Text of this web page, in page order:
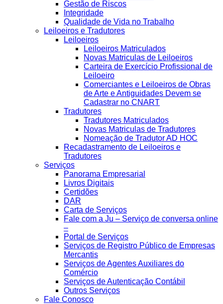
Gestão de Riscos
Integridade
Qualidade de Vida no Trabalho
Leiloeiros e Tradutores
Leiloeiros
Leiloeiros Matriculados
Novas Matriculas de Leiloeiros
Carteira de Exercício Profissional de
Leiloeiro
Comerciantes e Leiloeiros de Obras
de Arte e Antiguidades Devem se
Cadastrar no CNART
Tradutores
Tradutores Matriculados
Novas Matriculas de Tradutores
Nomeação de Tradutor AD HOC
Recadastramento de Leiloeiros e
Tradutores
Serviços
Panorama Empresarial
Livros Digitais
Certidões
DAR
Carta de Serviços
Fale com a Ju – Serviço de conversa online
–
Portal de Serviços
Serviços de Registro Público de Empresas
Mercantis
Serviços de Agentes Auxiliares do
Comércio
Serviços de Autenticação Contábil
Outros Serviços
Fale Conosco